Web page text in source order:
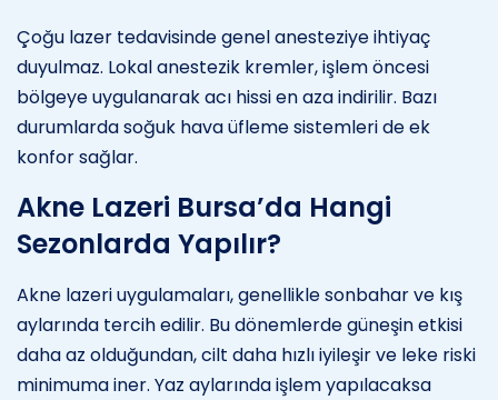
Çoğu lazer tedavisinde genel anesteziye ihtiyaç
duyulmaz. Lokal anestezik kremler, işlem öncesi
bölgeye uygulanarak acı hissi en aza indirilir. Bazı
durumlarda soğuk hava üfleme sistemleri de ek
konfor sağlar.
Akne Lazeri Bursa’da Hangi
Sezonlarda Yapılır?
Akne lazeri uygulamaları, genellikle sonbahar ve kış
aylarında tercih edilir. Bu dönemlerde güneşin etkisi
daha az olduğundan, cilt daha hızlı iyileşir ve leke riski
minimuma iner. Yaz aylarında işlem yapılacaksa